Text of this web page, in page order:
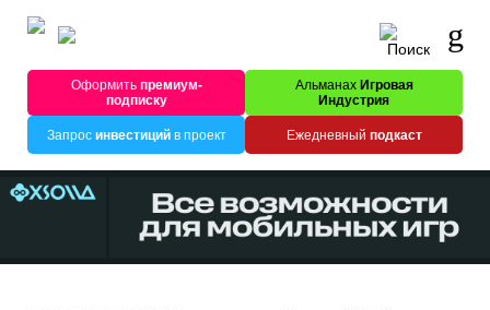
Оформитьпремиум-
подписку
Альманах Игровая
Индустрия
Запрос инвестицийв проект Ежедневный подкаст